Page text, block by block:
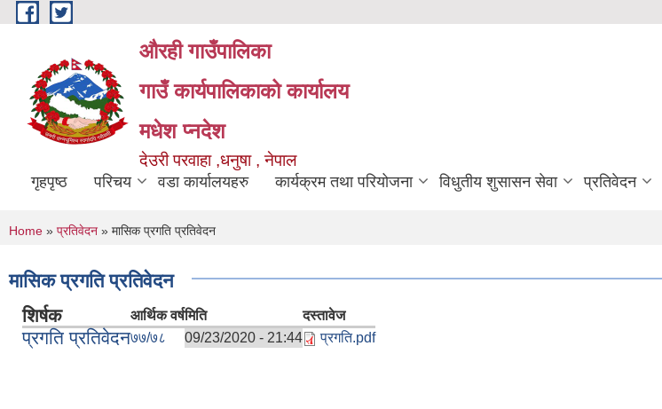
Skip to main content
औरही गाउँपालिका
गाउँ कार्यपालिकाको कार्यालय
मधेश प्नदेश
देउरी परवाहा ,धनुषा , नेपाल
गृहपृष्ठ परिचय वडा कार्यालयहरु कार्यक्रम तथा परियोजना विधुतीय शुसासन सेवा प्रतिवेदन
You are here
Home » प्रतिवेदन » मासिक प्रगति प्रतिवेदन
मासिक प्रगति प्रतिवेदन
शिर्षक आर्थिक वर्षमिति दस्तावेज
प्रगति प्रतिवेदन७७/७८ 09/23/2020 - 21:44 प्रगति.pdf